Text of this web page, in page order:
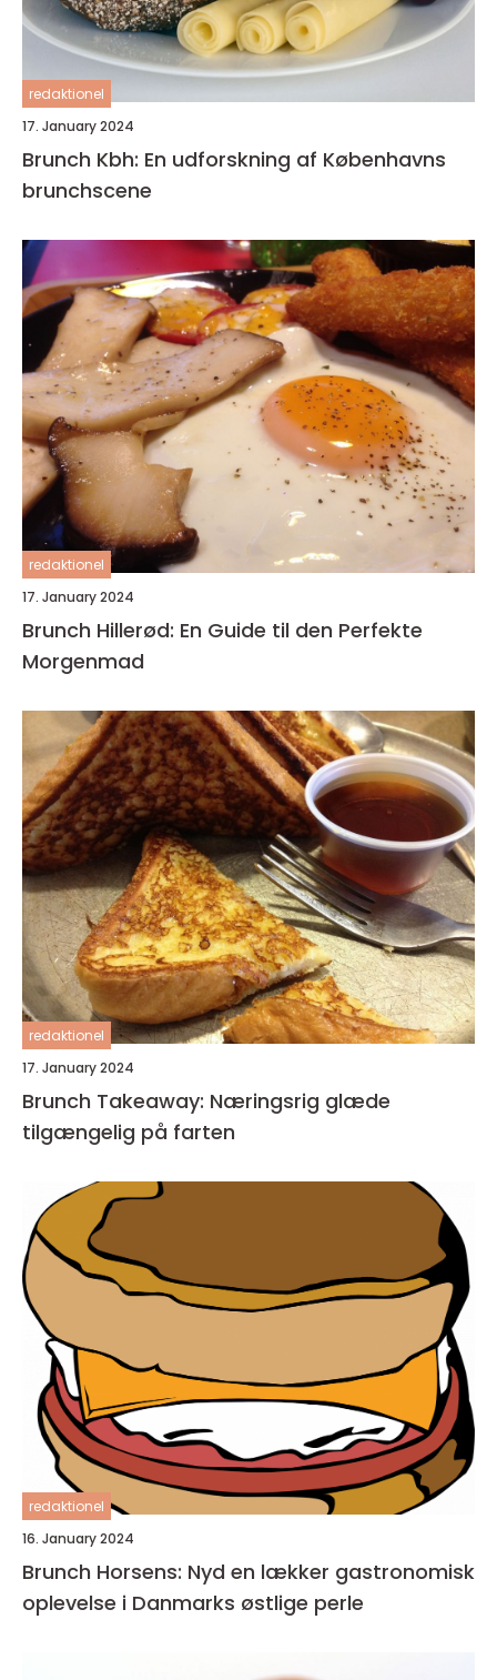
redaktionel
17. January 2024
Brunch Kbh: En udforskning af Københavns
brunchscene
redaktionel
17. January 2024
Brunch Hillerød: En Guide til den Perfekte
Morgenmad
redaktionel
17. January 2024
Brunch Takeaway: Næringsrig glæde
tilgængelig på farten
redaktionel
16. January 2024
Brunch Horsens: Nyd en lækker gastronomisk
oplevelse i Danmarks østlige perle